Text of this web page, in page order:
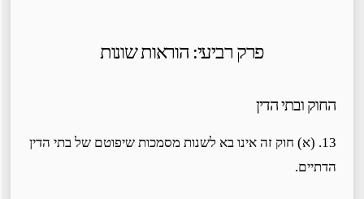
פרק רביעי: הוראות שונות
החוק ובתי הדין
13. (א) חוק זה אינו בא לשנות מסמכות שיפוטם של בתי הדין
הדתיים.